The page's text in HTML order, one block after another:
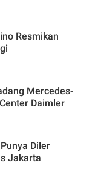
Resmikan
Mercedes-
Daimler
Diler
Jakarta